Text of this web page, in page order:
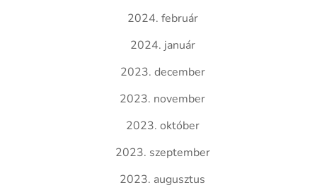
2024. február
2024. január
2023. december
2023. november
2023. október
2023. szeptember
2023. augusztus